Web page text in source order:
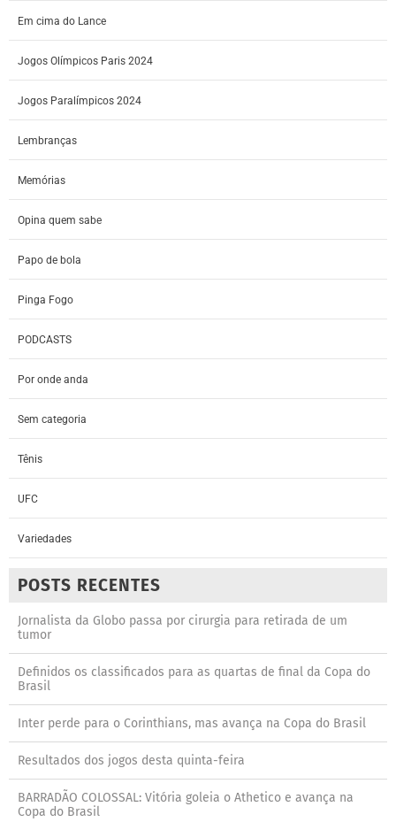
Em cima do Lance
Jogos Olímpicos Paris 2024
Jogos Paralímpicos 2024
Lembranças
Memórias
Opina quem sabe
Papo de bola
Pinga Fogo
PODCASTS
Por onde anda
Sem categoria
Tênis
UFC
Variedades
POSTS RECENTES
Jornalista da Globo passa por cirurgia para retirada de um
tumor
Definidos os classificados para as quartas de final da Copa do
Brasil
Inter perde para o Corinthians, mas avança na Copa do Brasil
Resultados dos jogos desta quinta-feira
BARRADÃO COLOSSAL: Vitória goleia o Athetico e avança na
Copa do Brasil